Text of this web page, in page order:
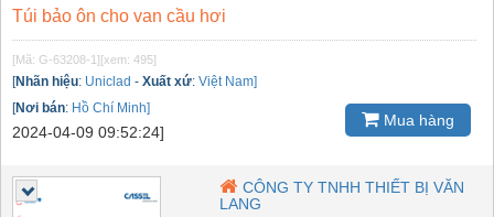
Túi bảo ôn cho van cầu hơi
[Mã: G-63208-1] [xem: 495]
[Nhãn hiệu: Uniclad - Xuất xứ: Việt Nam]
[Nơi bán: Hồ Chí Minh]
2024-04-09 09:52:24]
Mua hàng
CÔNG TY TNHH THIẾT BỊ VĂN
LANG